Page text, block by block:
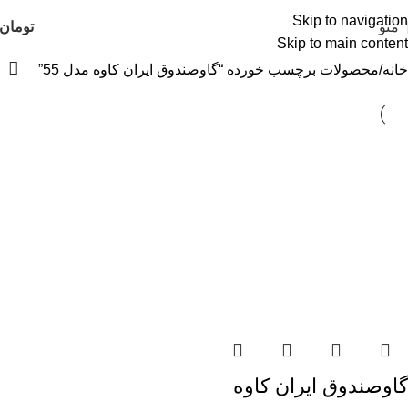
Skip to navigation
Skip to main content
منو تومان
خانه محصولات برچسب خورده “گاوصندوق ایران کاوه مدل 55”
گاوصندوق ایران کاوه